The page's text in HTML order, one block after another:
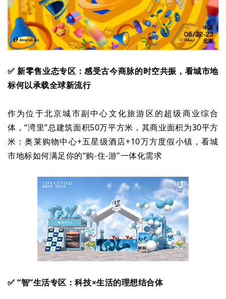
✅ 新零售业态专区：感受古今商脉的时空共振，看城市地
标何以承载全球新流行
作为位于北京城市副中心文化旅游区的超级商业综合
体，“湾里”总建筑面积50万平方米，其商业面积为30平方
米：奥莱购物中心+五星级酒店+10万方度假小镇，看城
市地标如何满足你的“购-住-游"一体化需求
✅ “智”生活专区：科技×生活的理想结合体